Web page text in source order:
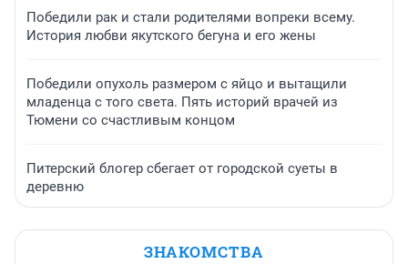
Победили рак и стали родителями вопреки всему.
История любви якутского бегуна и его жены
Победили опухоль размером с яйцо и вытащили
младенца с того света. Пять историй врачей из
Тюмени со счастливым концом
Питерский блогер сбегает от городской суеты в
деревню
ЗНАКОМСТВА